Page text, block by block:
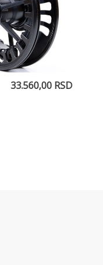
33.560,00 RSD